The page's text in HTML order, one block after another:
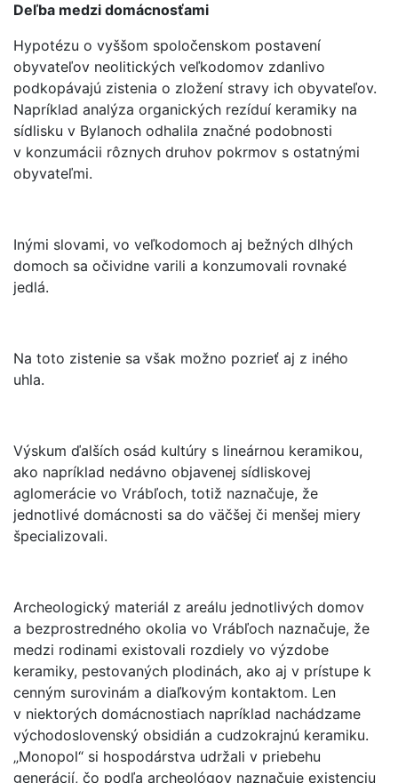
Deľba medzi domácnosťami
Hypotézu o vyššom spoločenskom postavení
obyvateľov neolitických veľkodomov zdanlivo
podkopávajú zistenia o zložení stravy ich obyvateľov.
Napríklad analýza organických rezíduí keramiky na
sídlisku v Bylanoch odhalila značné podobnosti
v konzumácii rôznych druhov pokrmov s ostatnými
obyvateľmi.
Inými slovami, vo veľkodomoch aj bežných dlhých
domoch sa očividne varili a konzumovali rovnaké
jedlá.
Na toto zistenie sa však možno pozrieť aj z iného
uhla.
Výskum ďalších osád kultúry s lineárnou keramikou,
ako napríklad nedávno objavenej sídliskovej
aglomerácie vo Vrábľoch, totiž naznačuje, že
jednotlivé domácnosti sa do väčšej či menšej miery
špecializovali.
Archeologický materiál z areálu jednotlivých domov
a bezprostredného okolia vo Vrábľoch naznačuje, že
medzi rodinami existovali rozdiely vo výzdobe
keramiky, pestovaných plodinách, ako aj v prístupe k
cenným surovinám a diaľkovým kontaktom. Len
v niektorých domácnostiach napríklad nachádzame
východoslovenský obsidián a cudzokrajnú keramiku.
„Monopol“ si hospodárstva udržali v priebehu
generácií, čo podľa archeológov naznačuje existenciu